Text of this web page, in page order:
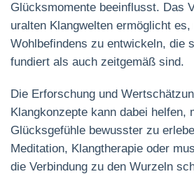
Glücksmomente beeinflusst. Das
uralten Klangwelten ermöglicht es,
Wohlbefindens zu entwickeln, die
fundiert als auch zeitgemäß sind.
Die Erforschung und
Klangkonzepte kann dabei helfen,
Glücksgefühle bewusster zu
Meditation, Klangtherapie oder
die Verbindung zu den Wurzeln